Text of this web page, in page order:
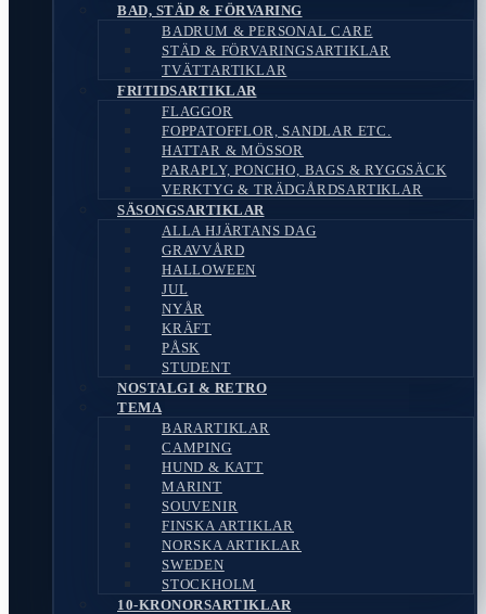
BAD, STÄD & FÖRVARING
BADRUM & PERSONAL CARE
STÄD & FÖRVARINGSARTIKLAR
TVÄTTARTIKLAR
FRITIDSARTIKLAR
FLAGGOR
FOPPATOFFLOR, SANDLAR ETC.
HATTAR & MÖSSOR
PARAPLY, PONCHO, BAGS & RYGGSÄCK
VERKTYG & TRÄDGÅRDSARTIKLAR
SÄSONGSARTIKLAR
ALLA HJÄRTANS DAG
GRAVVÅRD
HALLOWEEN
JUL
NYÅR
KRÄFT
PÅSK
STUDENT
NOSTALGI & RETRO
TEMA
BARARTIKLAR
CAMPING
HUND & KATT
MARINT
SOUVENIR
FINSKA ARTIKLAR
NORSKA ARTIKLAR
SWEDEN
STOCKHOLM
10-KRONORSARTIKLAR